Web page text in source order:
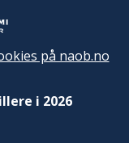
på naob.no
i 2026